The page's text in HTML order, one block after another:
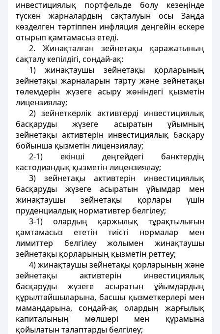
инвестициялық портфельде болу кезеңінде
түскен жарналардың сақталуын осы Заңда
көзделген тәртіппен инфляция деңгейін ескере
отырып қамтамасыз етеді.
2. Жинақталған зейнетақы қаражатының
сақталу кепілдігі, сондай-ақ:
1) жинақтаушы зейнетақы қорларының
зейнетақы жарналарын тарту және зейнетақы
төлемдерiн жүзеге асыру жөніндегі қызметiн
лицензиялау;
2) зейнеткерлiк активтердi инвестициялық
басқаруды жүзеге асыратын ұйымның
зейнетақы активтерiн инвестициялық басқару
бойынша қызметiн лицензиялау;
2-1) екінші деңгейдегі банктердің
кастодиандық қызметін лицензиялау;
3) зейнетақы активтерін инвестициялық
басқаруды жүзеге асыратын ұйымдар мен
жинақтаушы зейнетақы қорлары үшін
пруденциалдық нормативтер белгілеу;
3-1) олардың қаржылық тұрақтылығын
қамтамасыз ететін тиісті нормалар мен
лимиттер белгілеу жолымен жинақтаушы
зейнетақы қорларының қызметін реттеу;
4) жинақтаушы зейнетақы қорларының және
зейнетақы активтерiн инвестициялық
басқаруды жүзеге асыратын ұйымдардың
құрылтайшыларына, басшы қызметкерлерi мен
мамандарына, сондай-ақ олардың жарғылық
капиталының мөлшерi мен құрамына
қойылатын талаптарды белгiлеу;